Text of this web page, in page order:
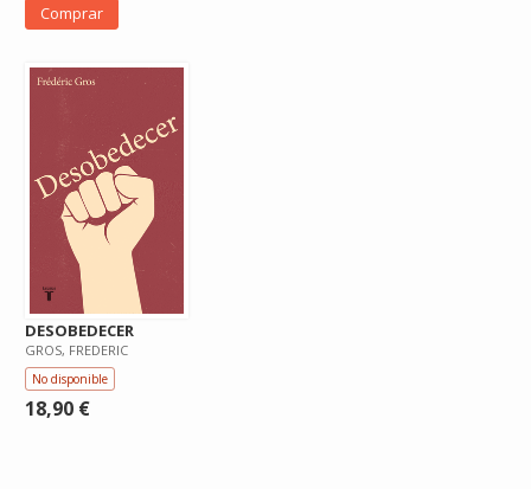
Comprar
DESOBEDECER
GROS, FREDERIC
No disponible
18,90 €